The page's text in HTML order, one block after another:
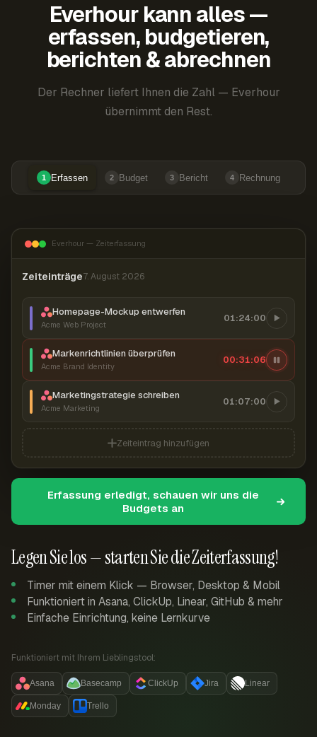
Everhour kann alles —
erfassen, budgetieren,
berichten & abrechnen
Der Rechner liefert Ihnen die Zahl — Everhour
übernimmt den Rest.
1 Erfassen 2 Budget 3 Bericht 4 Rechnung
Legen Sie los — starten Sie die Zeiterfassung!
Timer mit einem Klick — Browser, Desktop & Mobil
Funktioniert in Asana, ClickUp, Linear, GitHub & mehr
Einfache Einrichtung, keine Lernkurve
Funktioniert mit Ihrem Lieblingstool:
Asana Basecamp ClickUp Jira Linear
Monday Trello
Everhour — Zeiterfassung
Zeiteinträge7. August 2026
Homepage-Mockup entwerfen
Acme Web Project
01:24:00
Markenrichtlinien überprüfen
Acme Brand Identity
00:31:07
Marketingstrategie schreiben
Acme Marketing
01:07:00
Zeiteintrag hinzufügen
Erfassung erledigt, schauen wir uns die
Budgets an